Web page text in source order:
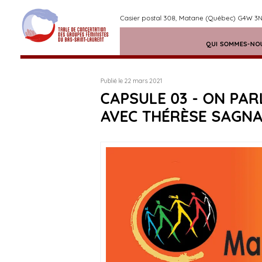
Casier postal 308, Matane (Québec) G4W
QUI SOMMES-
Publié le 22 mars 2021
CAPSULE 03 - ON
AVEC THÉRÈSE SAGNA